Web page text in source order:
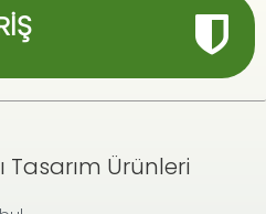
Tasarım Ürünleri